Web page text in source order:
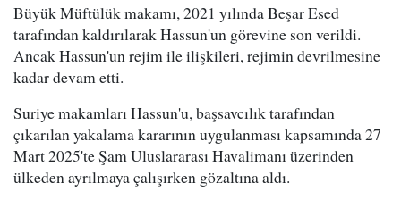
Büyük Müftülük makamı, 2021 yılında Beşar Esed
tarafından kaldırılarak Hassun'un görevine son verildi.
Ancak Hassun'un rejim ile ilişkileri, rejimin devrilmesine
kadar devam etti.
Suriye makamları Hassun'u, başsavcılık tarafından
çıkarılan yakalama kararının uygulanması kapsamında 27
Mart 2025'te Şam Uluslararası Havalimanı üzerinden
ülkeden ayrılmaya çalışırken gözaltına aldı.